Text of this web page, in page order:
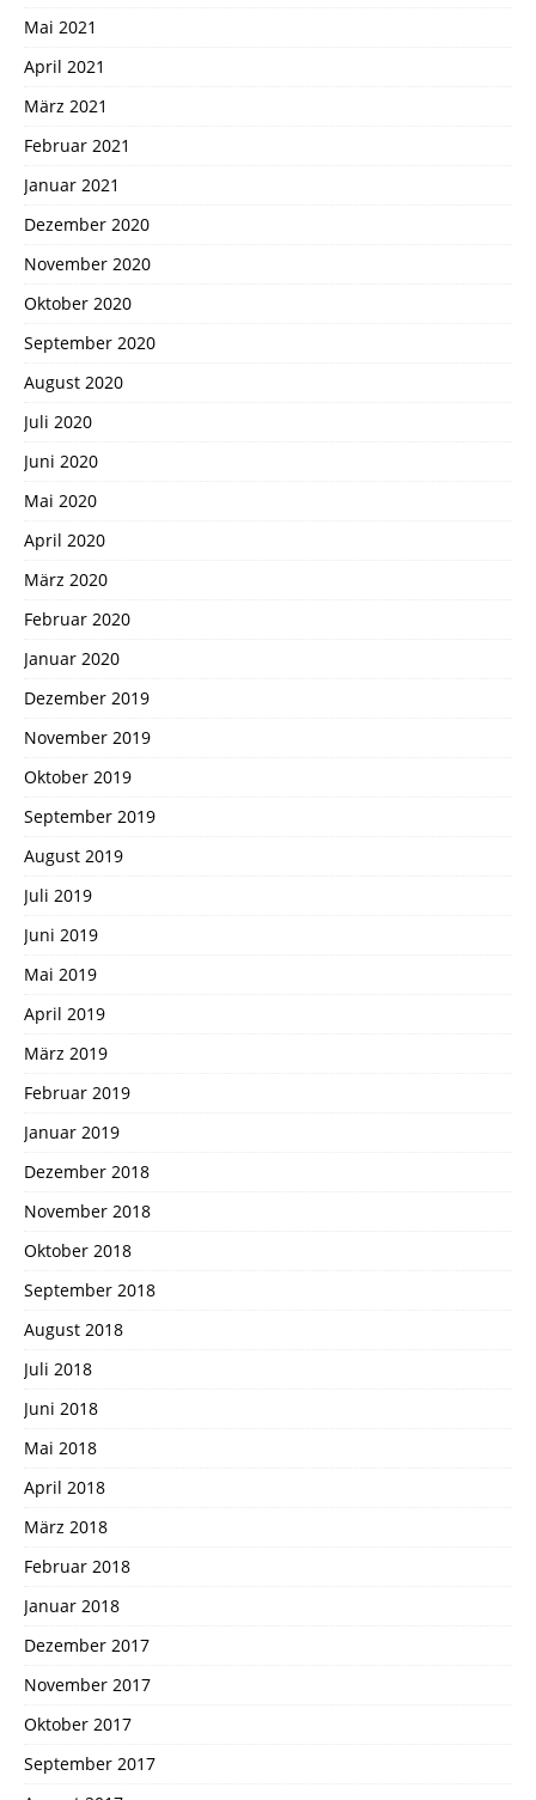
Mai 2021
April 2021
März 2021
Februar 2021
Januar 2021
Dezember 2020
November 2020
Oktober 2020
September 2020
August 2020
Juli 2020
Juni 2020
Mai 2020
April 2020
März 2020
Februar 2020
Januar 2020
Dezember 2019
November 2019
Oktober 2019
September 2019
August 2019
Juli 2019
Juni 2019
Mai 2019
April 2019
März 2019
Februar 2019
Januar 2019
Dezember 2018
November 2018
Oktober 2018
September 2018
August 2018
Juli 2018
Juni 2018
Mai 2018
April 2018
März 2018
Februar 2018
Januar 2018
Dezember 2017
November 2017
Oktober 2017
September 2017